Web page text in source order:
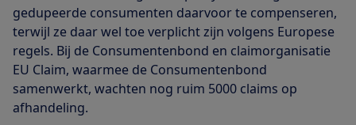
gedupeerde consumenten daarvoor te compenseren,
terwijl ze daar wel toe verplicht zijn volgens Europese
regels. Bij de Consumentenbond en claimorganisatie
EU Claim, waarmee de Consumentenbond
samenwerkt, wachten nog ruim 5000 claims op
afhandeling.